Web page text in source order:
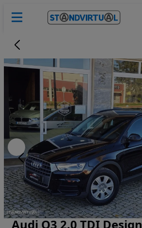
Imagem 1 de 28
Audi Q3 2.0 TDI Design